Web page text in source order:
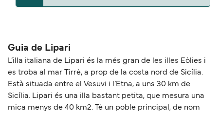
puedes viajar con mascotas con:
Guia de Lipari
L’illa italiana de Lipari és la més gran de les illes Eòlies i
es troba al mar Tirrè, a prop de la costa nord de Sicília.
Està situada entre el Vesuvi i l’Etna, a uns 30 km de
Sicília. Lipari és una illa bastant petita, que mesura una
mica menys de 40 km2. Té un poble principal, de nom